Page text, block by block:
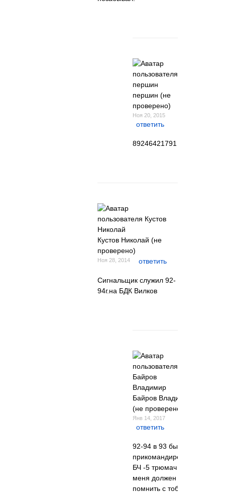
першин (не
проверено)
Ноя 20, 2015
ответить
89246421791
Кустов Николай (не
проверено)
Ноя 28, 2014 ответить
Сигнальщик служил 92-
94г.на БДК Вилков
Байров Владимир
(не проверено)
Янв 14, 2017
ответить
92-94 в 93 был
прикомандирован
БЧ -5 трюмач ты
меня должен
помнить с тобой